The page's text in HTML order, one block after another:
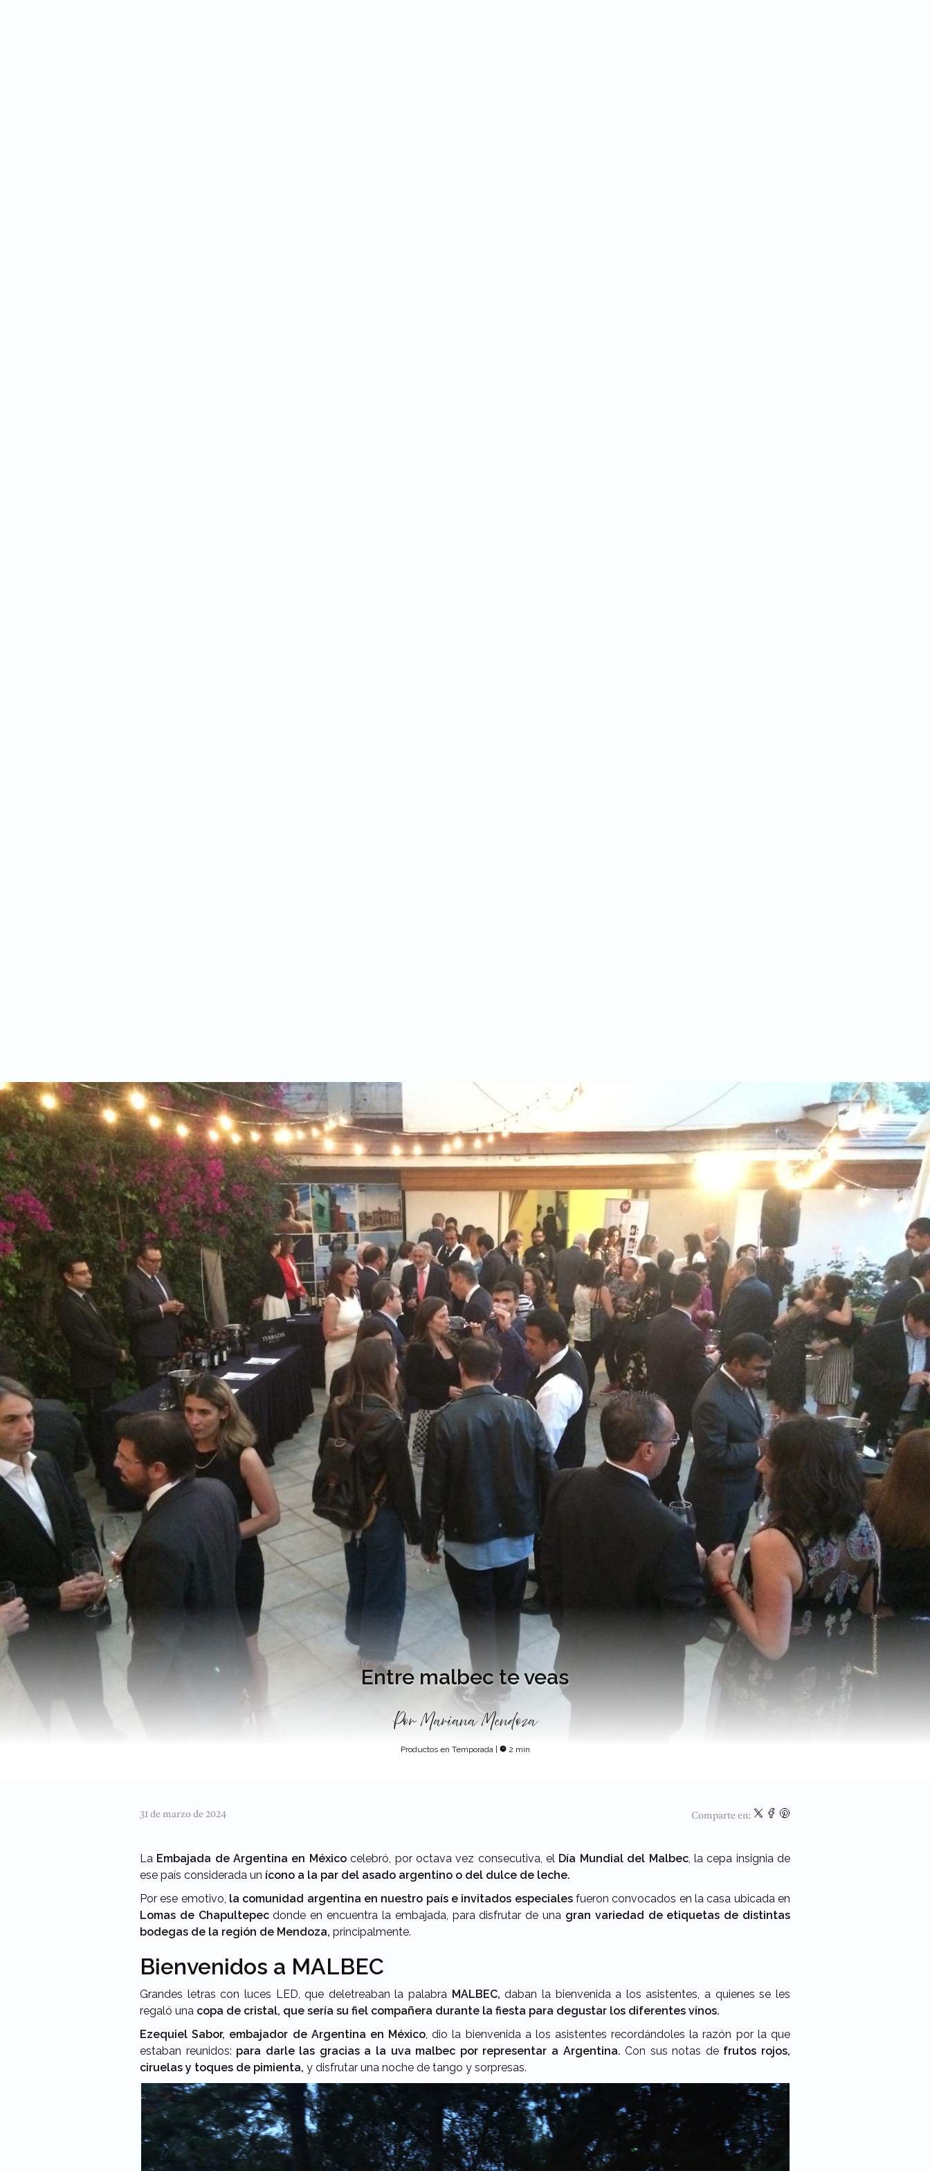
Entre malbec te veas
Por Mariana Mendoza
Productos en Temporada 2 min
31 de marzo de 2024 Comparte en:
La Embajada de Argentina en Méxicocelebró, por octava vez consecutiva, el Día Mundial del Malbec, la cepa insignia de
ese país considerada un ícono a la par del asado argentino o del dulce de leche.
Por ese emotivo, la comunidad argentina en nuestro país e invitados especialesfueron convocados en la casa ubicada en
Lomas de Chapultepecdonde en encuentra la embajada, para disfrutar de una gran variedad de etiquetas de distintas
bodegas de la región de Mendoza, principalmente.
Bienvenidos a MALBEC
Grandes letras con luces LED, que deletreaban la palabra MALBEC, daban la bienvenida a los asistentes, a quienes se les
regaló una copa de cristal, que sería su fiel compañera durante la fiesta para degustar los diferentes vinos.
Ezequiel Sabor, embajador de Argentina en México, dio la bienvenida a los asistentes recordándoles la razón por la que
estaban reunidos: para darle las gracias a la uva malbec por representar a Argentina. Con sus notas de frutos rojos,
ciruelas y toques de pimienta, y disfrutar una noche de tango y sorpresas.